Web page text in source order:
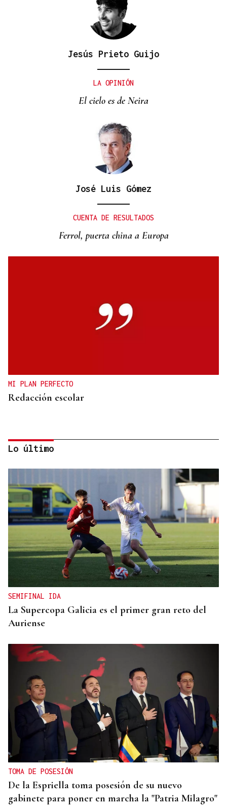
Jesús Prieto Guijo
LA OPINIÓN
El cielo es de Neira
José Luis Gómez
CUENTA DE RESULTADOS
Ferrol, puerta china a Europa
MI PLAN PERFECTO
Redacción escolar
Jenaro Castro
TRAZADO HORIZONTAL
El sueño de una noche de verano
Lo último
SEMIFINAL IDA
La Supercopa Galicia es el primer gran reto del
Auriense
TOMA DE POSESIÓN
De la Espriella toma posesión de su nuevo
gabinete para poner en marcha la "Patria Milagro"